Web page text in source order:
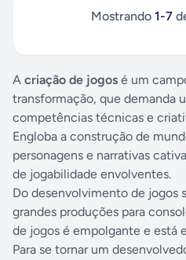
Mostrando 1-7
A criação de jogos é um
transformação, que demanda
competências técnicas e
Engloba a construção de
personagens e narrativas
de jogabilidade envolventes.
Do desenvolvimento de jogos
grandes produções para
de jogos é empolgante e está
Para se tornar um